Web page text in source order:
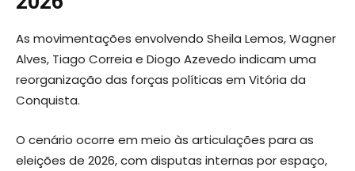
As movimentações envolvendo Sheila Lemos, Wagner
Alves, Tiago Correia e Diogo Azevedo indicam uma
reorganização das forças políticas em Vitória da
Conquista.
O cenário ocorre em meio às articulações para as
eleições de 2026, com disputas internas por espaço,